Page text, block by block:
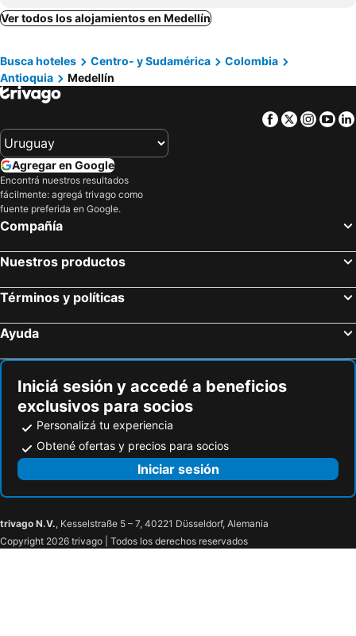
Ver todos los alojamientos en Medellín
Busca hoteles Centro- y Sudamérica
Colombia
Antioquia
Medellín
Facebook
Twitter
Agregar en Google
Encontrá nuestros resultados
fácilmente: agregá trivago como
fuente preferida en Google.
Compañía
Nuestros productos
Términos y políticas
Ayuda
Iniciá sesión y accedé a beneficios
exclusivos para socios
Personalizá tu experiencia
Obtené ofertas y precios para socios
Iniciar sesión
trivago N.V., Kesselstraße 5 – 7, 40221 Düsseldorf, Alemania
Copyright 2026 trivago | Todos los derechos reservados